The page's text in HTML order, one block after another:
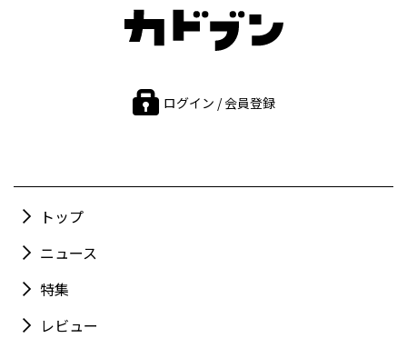
ログイン / 会員登録
トップ
ニュース
特集
レビュー